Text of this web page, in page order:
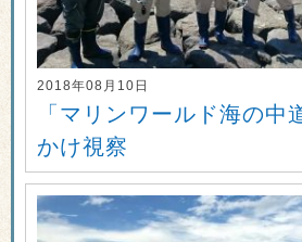
2018年08月10日
「マリンワールド海の中
かけ視察